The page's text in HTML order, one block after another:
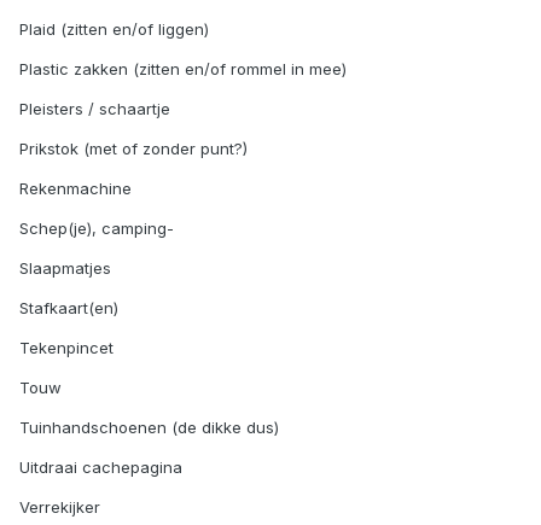
Plaid (zitten en/of liggen)
Plastic zakken (zitten en/of rommel in mee)
Pleisters / schaartje
Prikstok (met of zonder punt?)
Rekenmachine
Schep(je), camping-
Slaapmatjes
Stafkaart(en)
Tekenpincet
Touw
Tuinhandschoenen (de dikke dus)
Uitdraai cachepagina
Verrekijker